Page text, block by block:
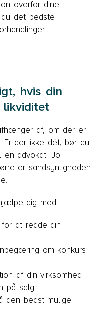
overfor dine
det bedste
hvis din
likviditet
af, om der er
der ikke dét, bør du
en advokat. Jo
er sandsynligheden
dig med:
at redde din
om konkurs
af din virksomhed
på salg
den bedst mulige